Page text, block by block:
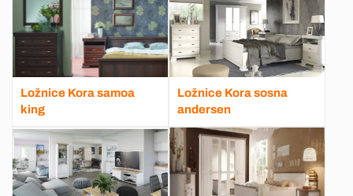
Ložnice Kora samoa
king
Ložnice Kora sosna
andersen